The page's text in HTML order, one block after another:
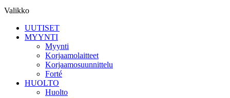
Valikko
UUTISET
MYYNTI
Myynti
Korjaamolaitteet
Korjaamosuunnittelu
Forté
HUOLTO
Huolto